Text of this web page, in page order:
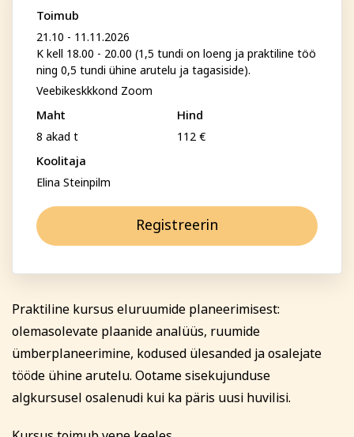
Kunst
Tekstiil ja käsitöö Tervis ja ilu
Grupitellimused
Facebook
Toimub
21.10 - 11.11.2026
K kell 18.00 - 20.00 (1,5 tundi on loeng ja praktiline töö
ning 0,5 tundi ühine arutelu ja tagasiside).
Veebikeskkkond Zoom
Maht
8 akad t
Hind
112 €
Koolitaja
Elina Steinpilm
Registreerin
Praktiline kursus eluruumide planeerimisest:
olemasolevate plaanide analüüs, ruumide
ümberplaneerimine, kodused ülesanded ja osalejate
tööde ühine arutelu. Ootame sisekujunduse
algkursusel osalenudi kui ka päris uusi huvilisi.
Eesnimi
Perenimi
Telefon
E-posti aadress
Isikukood
Sisesta osaleja isikukood, et vältida segadust
nimekaimudega.
Tasumine